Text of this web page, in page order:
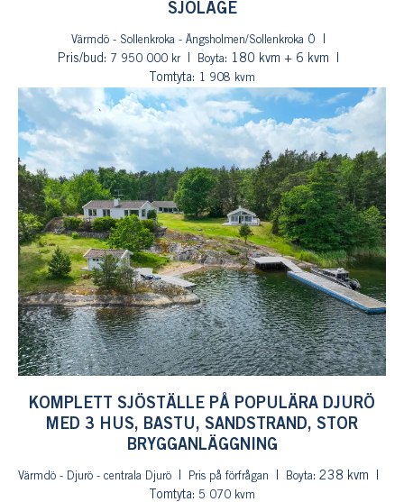
SJÖLÄGE
Värmdö - Sollenkroka - Ängsholmen/Sollenkroka Ö
Pris/bud: 7 950 000 kr Boyta: 180 kvm + 6 kvm
Tomtyta:
1 908 kvm
KOMPLETT SJÖSTÄLLE PÅ POPULÄRA DJURÖ
MED 3 HUS, BASTU, SANDSTRAND, STOR
BRYGGANLÄGGNING
Värmdö - Djurö - centrala Djurö Pris på förfrågan Boyta: 238 kvm
Tomtyta: 5 070 kvm